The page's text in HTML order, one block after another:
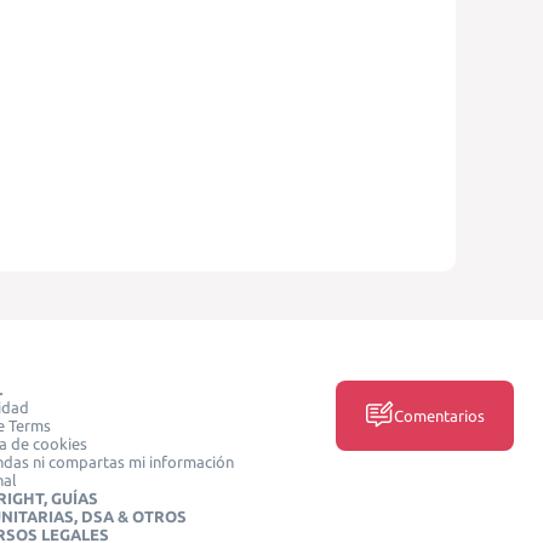
Terms
de cookies
ni compartas mi información
GUÍAS
DSA & OTROS
LEGALES
Comentarios